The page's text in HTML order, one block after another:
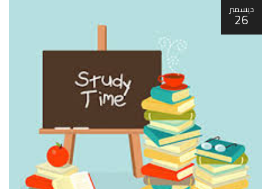
ديسمبر
26